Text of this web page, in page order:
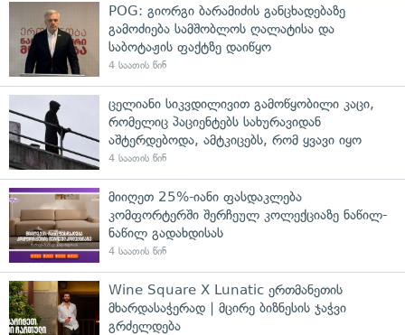
POG: გიორგი ბარამიძის განცხადებაზე
გამოძიება სამშობლოს ღალატისა და
საბოტაჟის ფაქტზე დაიწყო
4 საათის წინ
ცელიანი სიკვდილივით გამოწყობილი კაცი,
რომელიც პაციენტებს სახურავიდან
აშტერდებოდა, ამტკიცებს, რომ ყვავი იყო
4 საათის წინ
მიიღეთ 25%-იანი ფასდაკლება
კომფორტერში შერჩეულ კოლექციაზე ნაწილ-
ნაწილ გადახდისას
4 საათის წინ
Wine Square X Lunatic ერთმანეთის
მხარდასაჭერად | მცირე ბიზნესის ჯაჭვი
გრძელდება